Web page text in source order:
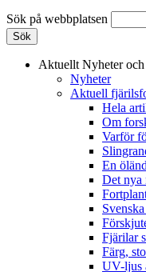
Sök på webbplatsen
Aktuellt Nyheter
Nyheter
Aktuell
Hela
Om
Varför
En
Det nya
Fjärilar
Färg,
UV-ljus